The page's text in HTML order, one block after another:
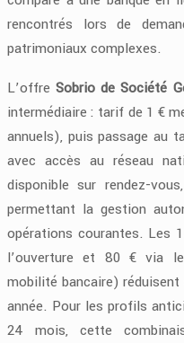
rencontrés lors de
patrimoniaux complexes.
L’offreSobrio deSociété
intermédiaire : tarif de 1 €
annuels), puis passage au
avec accès au réseau
disponible sur rendez-
permettant la gestion
opérations courantes. Les
l’ouverture et 80 € via
mobilité bancaire)
année. Pour les profils
24 mois, cette